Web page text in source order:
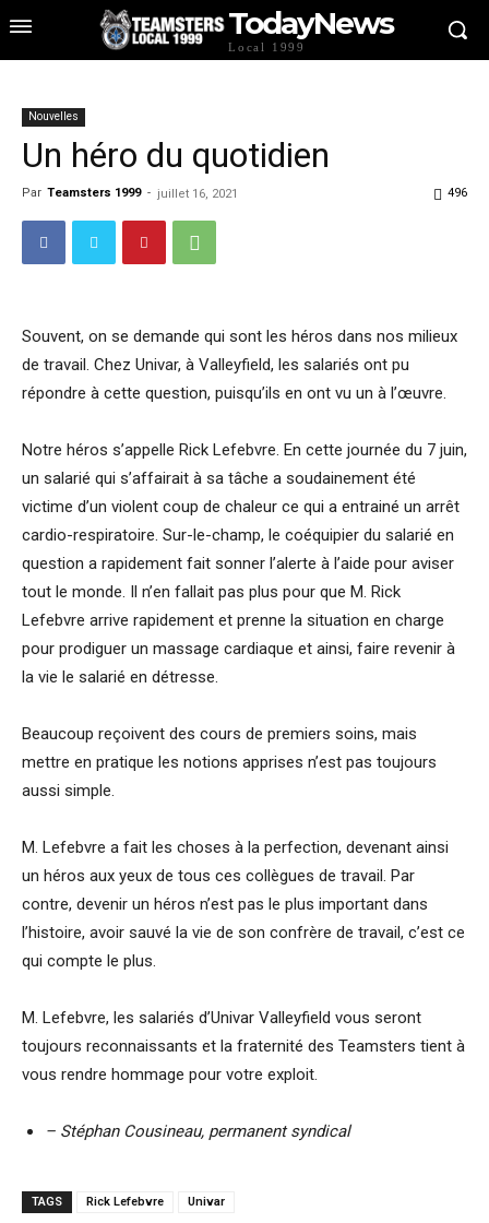
TodayNews
Local 1999
Nouvelles
Un héro du quotidien
Par Teamsters 1999 - juillet 16, 2021 496
Souvent, on se demande qui sont les héros dans nos milieux
de travail. Chez Univar, à Valleyfield, les salariés ont pu
répondre à cette question, puisqu’ils en ont vu un à l’œuvre.
Notre héros s’appelle Rick Lefebvre. En cette journée du 7 juin,
un salarié qui s’affairait à sa tâche a soudainement été
victime d’un violent coup de chaleur ce qui a entrainé un arrêt
cardio-respiratoire. Sur-le-champ, le coéquipier du salarié en
question a rapidement fait sonner l’alerte à l’aide pour aviser
tout le monde. Il n’en fallait pas plus pour que M. Rick
Lefebvre arrive rapidement et prenne la situation en charge
pour prodiguer un massage cardiaque et ainsi, faire revenir à
la vie le salarié en détresse.
Beaucoup reçoivent des cours de premiers soins, mais
mettre en pratique les notions apprises n’est pas toujours
aussi simple.
M. Lefebvre a fait les choses à la perfection, devenant ainsi
un héros aux yeux de tous ces collègues de travail. Par
contre, devenir un héros n’est pas le plus important dans
l’histoire, avoir sauvé la vie de son confrère de travail, c’est ce
qui compte le plus.
M. Lefebvre, les salariés d’Univar Valleyfield vous seront
toujours reconnaissants et la fraternité des Teamsters tient à
vous rendre hommage pour votre exploit.
– Stéphan Cousineau, permanent syndical
TAGS Rick Lefebvre Univar